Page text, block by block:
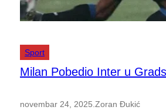
Sport
Milan Pobedio Inter u
novembar 24, 2025 Zoran Đukić